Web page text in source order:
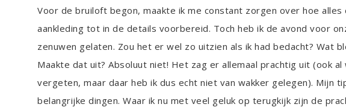
Voor de bruiloft begon, maakte ik me constant zorgen over hoe
aankleding tot in de details voorbereid. Toch heb ik de avond voor
zenuwen gelaten. Zou het er wel zo uitzien als ik had bedacht? Wat
Maakte dat uit? Absoluut niet! Het zag er allemaal prachtig uit (ook
vergeten, maar daar heb ik dus echt niet van wakker gelegen). Mijn
belangrijke dingen. Waar ik nu met veel geluk op terugkijk zijn de